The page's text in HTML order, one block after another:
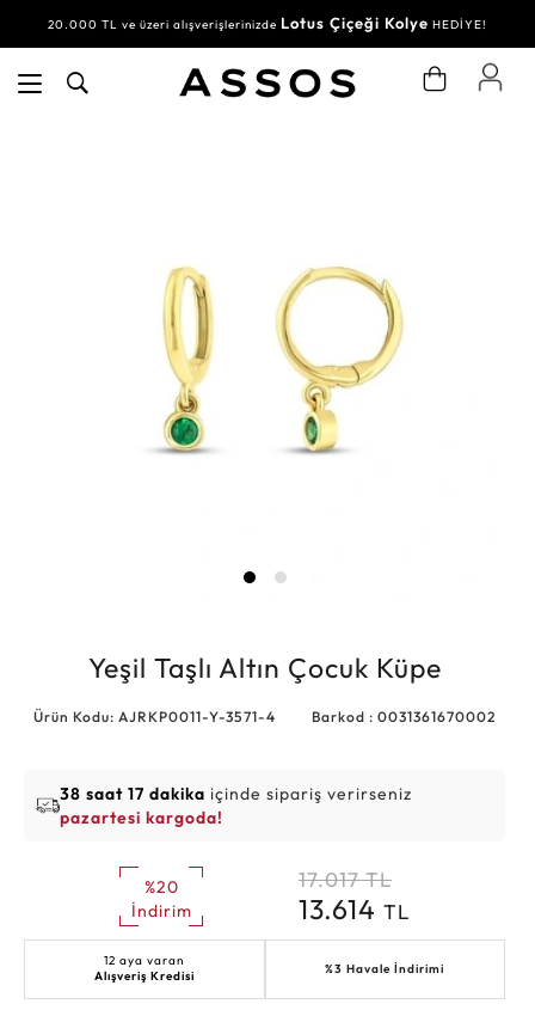
20.000 TL ve üzeri alışverişlerinizde Lotus Çiçeği Kolye HEDİYE!
Yeşil Taşlı Altın Çocuk Küpe
Ürün Kodu: AJRKP0011-Y-3571-4 Barkod : 0031361670002
38 saat 17 dakika içinde sipariş verirseniz
pazartesi kargoda!
%20
İndirim
17.017 TL
13.614 TL
12 aya varan
Alışveriş Kredisi
%3 Havale İndirimi